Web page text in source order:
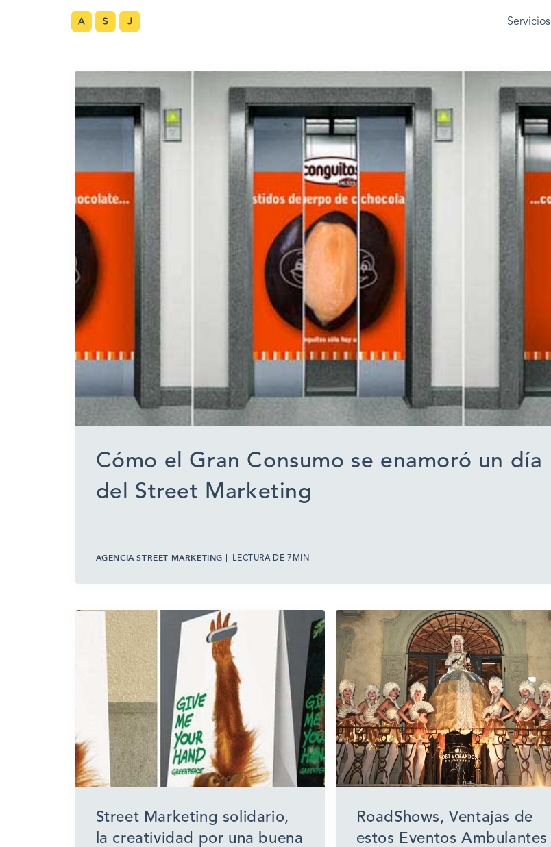
Servicios
Cómo el Gran Consumo se enamoró un día
del Street Marketing
AGENCIA STREET MARKETING LECTURA DE 7MIN
Street Marketing solidario,
la creatividad por una buena
RoadShows, Ventajas de
estos Eventos Ambulantes